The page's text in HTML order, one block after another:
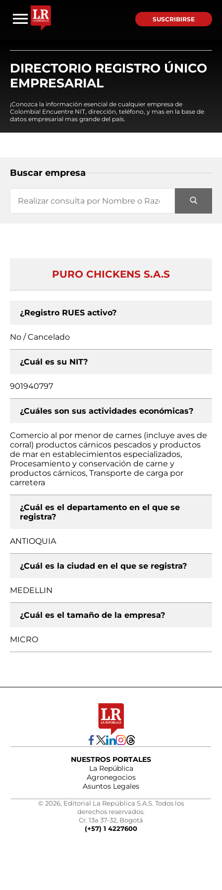
SUSCRIBIRSE
DIRECTORIO REGISTRO ÚNICO
EMPRESARIAL
¡Conozca la información esencial de cualquier empresa de
Colombia! Encuentre NIT, dirección, teléfono, y mas en la base de
datos empresarial mas grande del país.
Buscar empresa
PURO CHICKENS S.A.S
¿Registro RUES activo?
No / Cancelado
¿Cuál es su NIT?
901940797
¿Cuáles son sus actividades económicas?
Comercio al por menor de carnes (incluye aves de
corral) productos cárnicos pescados y productos
de mar en establecimientos especializados,
Procesamiento y conservación de carne y
productos cárnicos, Transporte de carga por
carretera
¿Cuál es el departamento en el que se
registra?
ANTIOQUIA
¿Cuál es la ciudad en el que se registra?
MEDELLIN
¿Cuál es el tamaño de la empresa?
MICRO
NUESTROS PORTALES
La República
Agronegocios
Asuntos Legales
© 2026, Editorial La República S.A.S. Todos los
derechos reservados.
Cr. 13a 37-32, Bogotá
(+57) 1 4227600